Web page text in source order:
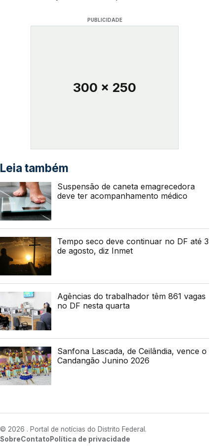
PUBLICIDADE
300 x 250
Leia também
Suspensão de caneta emagrecedora
deve ter acompanhamento médico
Tempo seco deve continuar no DF até 3
de agosto, diz Inmet
Agências do trabalhador têm 861 vagas
no DF nesta quarta
Sanfona Lascada, de Ceilândia, vence o
Candangão Junino 2026
© 2026 . Portal de notícias do Distrito Federal.
SobreContato Política de privacidade